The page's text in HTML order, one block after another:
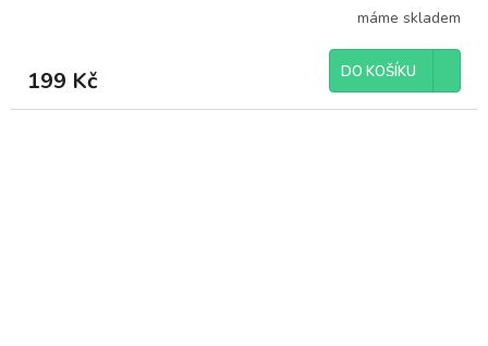
máme skladem
199 Kč DO KOŠÍKU